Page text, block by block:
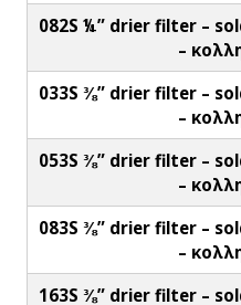
082S ¼” drier filter –
–
033S ⅜” drier filter –
–
053S ⅜” drier filter –
–
083S ⅜” drier filter –
–
163S ⅜” drier filter –